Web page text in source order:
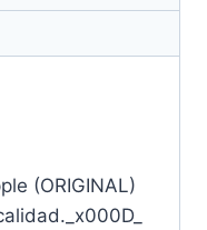
(ORIGINAL)